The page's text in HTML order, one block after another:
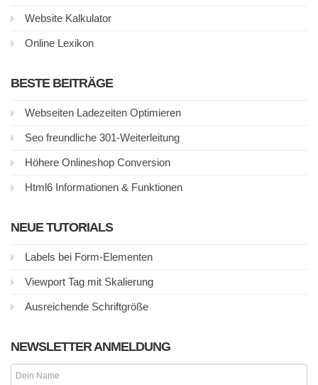
Website Kalkulator
Online Lexikon
BESTE BEITRÄGE
Webseiten Ladezeiten Optimieren
Seo freundliche 301-Weiterleitung
Höhere Onlineshop Conversion
Html6 Informationen & Funktionen
NEUE TUTORIALS
Labels bei Form-Elementen
Viewport Tag mit Skalierung
Ausreichende Schriftgröße
NEWSLETTER ANMELDUNG